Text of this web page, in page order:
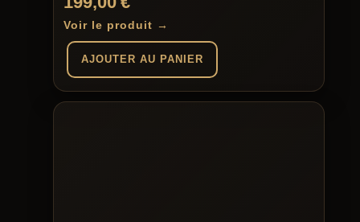
Voir le produit →
AJOUTER AU PANIER